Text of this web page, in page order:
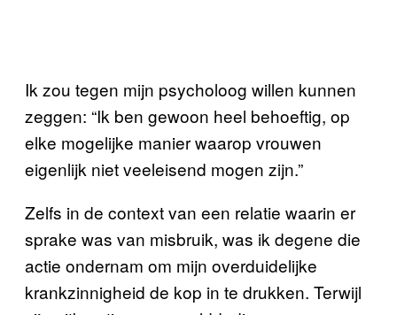
Ik zou tegen mijn psycholoog willen kunnen
zeggen: “Ik ben gewoon heel behoeftig, op
elke mogelijke manier waarop vrouwen
eigenlijk niet veeleisend mogen zijn.”
Zelfs in de context van een relatie waarin er
sprake was van misbruik, was ik degene die
actie ondernam om mijn overduidelijke
krankzinnigheid de kop in te drukken. Terwijl